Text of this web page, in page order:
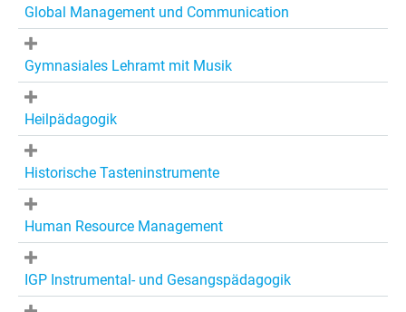
Global Management und Communication
Gymnasiales Lehramt mit Musik
Heilpädagogik
Historische Tasteninstrumente
Human Resource Management
IGP Instrumental- und Gesangspädagogik